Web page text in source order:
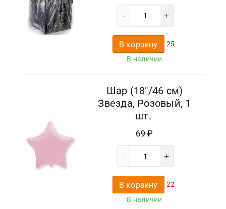
В корзину
25
В наличии
Шар (18″/46 см)
Звезда, Розовый, 1
шт.
69 ₽
В корзину
22
В наличии